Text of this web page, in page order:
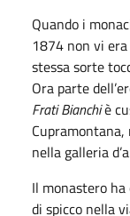
Quando i
1874 non vi
stessa sorte
Ora parte
Frati Bianchiè
nella galleria
Il monastero
di spicco nella